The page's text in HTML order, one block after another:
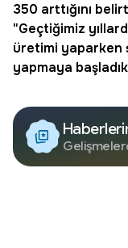
350 arttığını
"Geçtiğimiz
üretimi yaparken
yapmaya
Edin